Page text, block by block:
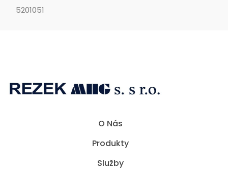
5201051
O Nás
Produkty
Služby